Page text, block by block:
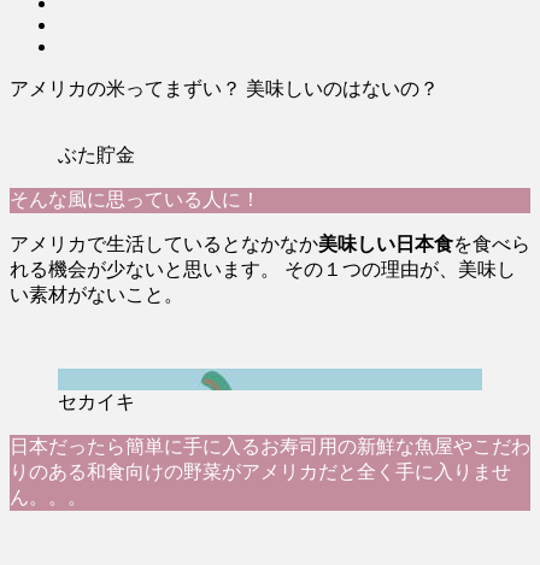
アメリカの米ってまずい？ 美味しいのはないの？
ぶた貯金
そんな風に思っている人に！
アメリカで生活しているとなかなか美味しい日本食を食べら
れる機会が少ないと思います。 その１つの理由が、美味し
い素材がないこと。
セカイキ
日本だったら簡単に手に入るお寿司用の新鮮な魚屋やこだわ
りのある和食向けの野菜がアメリカだと全く手に入りませ
ん。。。